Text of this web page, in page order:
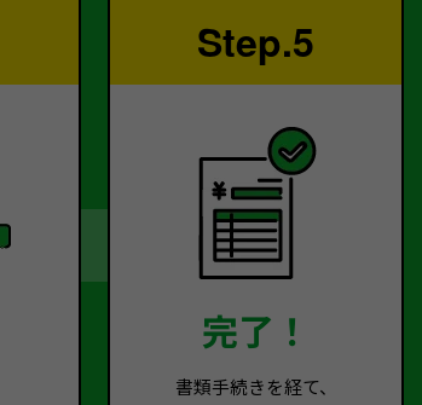
Step.5
完了！
書類手続きを経て、